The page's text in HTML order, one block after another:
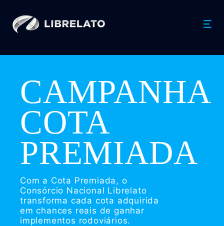
CAMPANHA
COTA
PREMIADA
Com a Cota Premiada, o
Consórcio Nacional Librelato
transforma cada cota adquirida
em chances reais de ganhar
implementos rodoviários.